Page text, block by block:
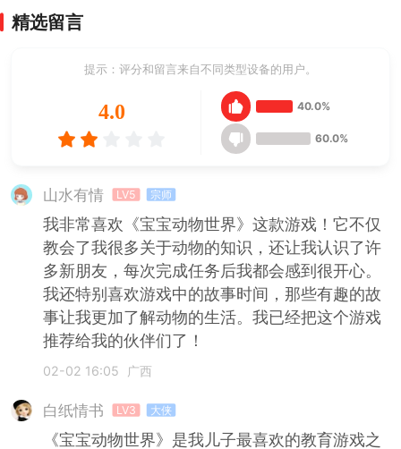
精选留言
提示：评分和留言来自不同类型设备的用户。
4.0 40.0%
60.0%
山水有情 LV5 宗师
我非常喜欢《宝宝动物世界》这款游戏！它不仅
教会了我很多关于动物的知识，还让我认识了许
多新朋友，每次完成任务后我都会感到很开心。
我还特别喜欢游戏中的故事时间，那些有趣的故
事让我更加了解动物的生活。我已经把这个游戏
推荐给我的伙伴们了！
02-02 16:05 广西
白纸情书 LV3 大侠
《宝宝动物世界》是我儿子最喜欢的教育游戏之